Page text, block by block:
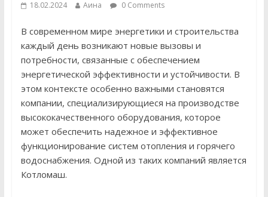
18.02.2024 Аина 0 Comments
В современном мире энергетики и строительства
каждый день возникают новые вызовы и
потребности, связанные с обеспечением
энергетической эффективности и устойчивости. В
этом контексте особенно важными становятся
компании, специализирующиеся на производстве
высококачественного оборудования, которое
может обеспечить надежное и эффективное
функционирование систем отопления и горячего
водоснабжения. Одной из таких компаний является
Котломаш.